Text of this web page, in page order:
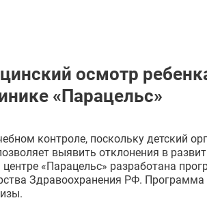
осмотр
«Парацельс»
контроле, поскольку детский
выявить отклонения в
«Парацельс» разработана
Здравоохранения РФ.